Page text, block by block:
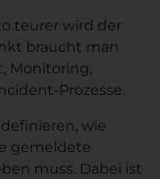
teurer wird der
braucht man
Monitoring,
Prozesse.
definieren, wie
gemeldete
muss. Dabei ist